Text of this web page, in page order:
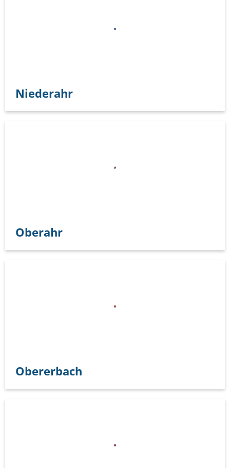
Niederahr
Oberahr
Obererbach